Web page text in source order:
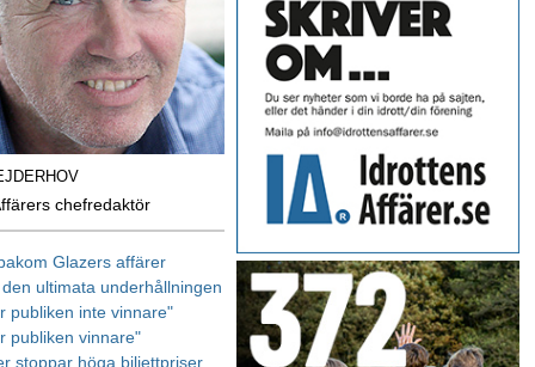
chefredaktör
Glazers affärer
ultimata underhållningen
publiken inte vinnare"
publiken vinnare"
stoppar höga biljettpriser